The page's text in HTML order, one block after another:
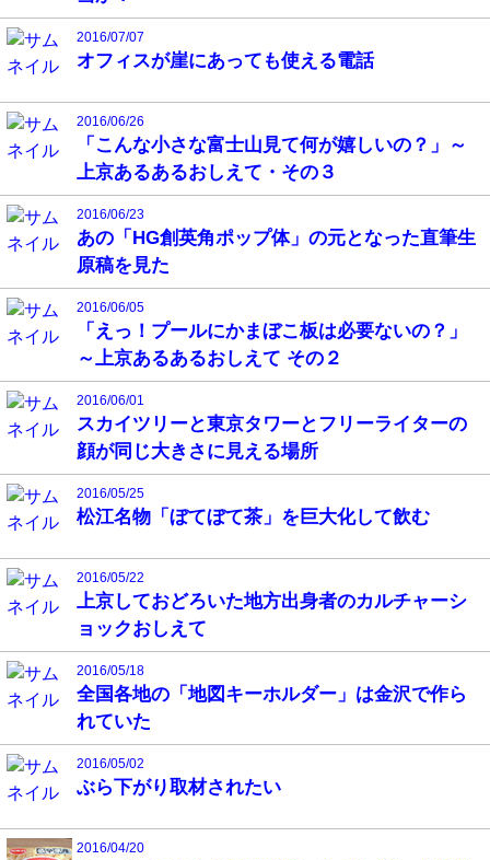
2016/07/07
オフィスが崖にあっても使える電話
2016/06/26
「こんな小さな富士山見て何が嬉しいの？」～
上京あるあるおしえて・その３
2016/06/23
あの「HG創英角ポップ体」の元となった直筆生
原稿を見た
2016/06/05
「えっ！プールにかまぼこ板は必要ないの？」
～上京あるあるおしえて その２
2016/06/01
スカイツリーと東京タワーとフリーライターの
顔が同じ大きさに見える場所
2016/05/25
松江名物「ぼてぼて茶」を巨大化して飲む
2016/05/22
上京しておどろいた地方出身者のカルチャーシ
ョックおしえて
2016/05/18
全国各地の「地図キーホルダー」は金沢で作ら
れていた
2016/05/02
ぶら下がり取材されたい
2016/04/20